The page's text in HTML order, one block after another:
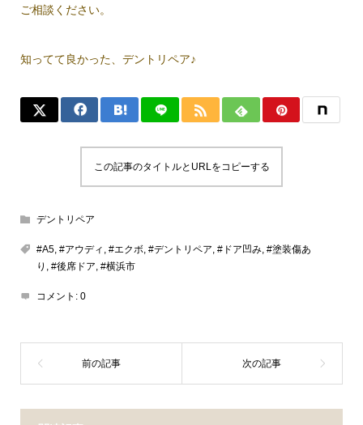
ご相談ください。
知ってて良かった、デントリペア♪
この記事のタイトルとURLをコピーする
デントリペア
#A5, #アウディ , #エクボ, #デントリペア, #ドア凹み, #塗装傷あ
り , #後席ドア, #横浜市
コメント: 0